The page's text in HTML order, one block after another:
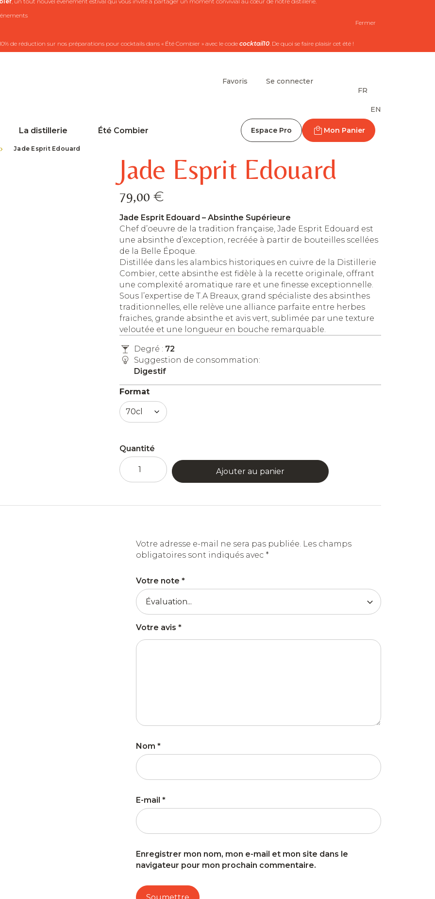
de réduction sur nos préparations pour cocktails dans « Été Combier » avec le code cocktail10. De quoi se faire plaisir cet été !
Fermer
Favoris
Se connecter
FR
EN
La distillerie Été Combier Espace Pro Mon Panier
> Jade Esprit Edouard
Jade Esprit Edouard
79,00€
Jade Esprit Edouard – Absinthe Supérieure
Chef d’oeuvre de la tradition française, Jade Esprit Edouard est
une absinthe d’exception, recréée à partir de bouteilles scellées
de la Belle Époque.
Distillée dans les alambics historiques en cuivre de la Distillerie
Combier, cette absinthe est fidèle à la recette originale, offrant
une complexité aromatique rare et une finesse exceptionnelle.
Sous l’expertise de T.A Breaux, grand spécialiste des absinthes
traditionnelles, elle relève une alliance parfaite entre herbes
fraiches, grande absinthe et avis vert, sublimée par une texture
veloutée et une longueur en bouche remarquable.
Degré : 72
Suggestion de consommation:
Digestif
Format
Quantité
quantité
de
Jade
Edouard
Ajouter au panier
Votre adresse e-mail ne sera pas publiée. Les champs
obligatoires sont indiqués avec *
Votre note*
Votre avis*
Nom*
E-mail*
Enregistrer mon nom, mon e-mail et mon site dans le
navigateur pour mon prochain commentaire.